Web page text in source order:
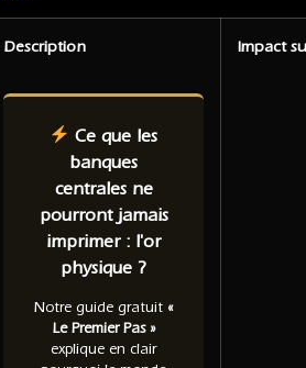
Description
Ce que les
banques
centrales ne
pourront jamais
imprimer : l'or
physique ?
Notre guide gratuit «
Le Premier Pas »
explique en clair
Impact